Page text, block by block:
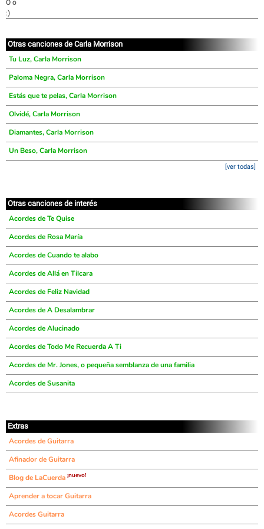
O o
:)
Otras canciones de Carla Morrison
Tu Luz, Carla Morrison
Paloma Negra, Carla Morrison
Estás que te pelas, Carla Morrison
Olvidé, Carla Morrison
Diamantes, Carla Morrison
Un Beso, Carla Morrison
[ver todas]
Otras canciones de interés
Acordes de Te Quise
Acordes de Rosa María
Acordes de Cuando te alabo
Acordes de Allá en Tilcara
Acordes de Feliz Navidad
Acordes de A Desalambrar
Acordes de Alucinado
Acordes de Todo Me Recuerda A Ti
Acordes de Mr. Jones, o pequeña semblanza de una familia
Acordes de Susanita
Extras
Acordes de Guitarra
Afinador de Guitarra
Blog de LaCuerda ¡nuevo!
Aprender a tocar Guitarra
Acordes Guitarra